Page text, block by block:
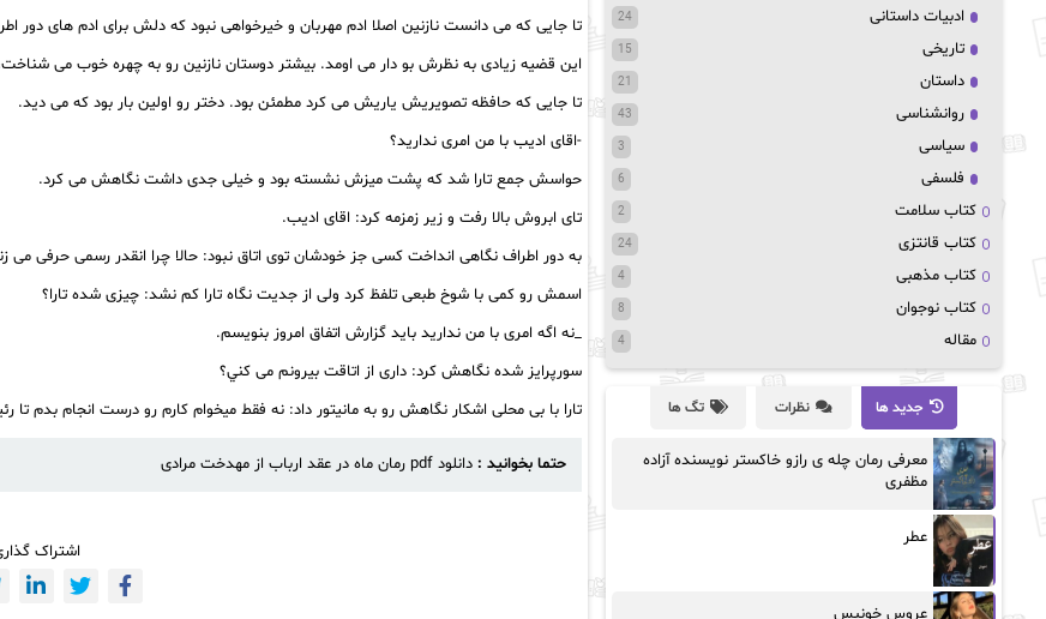
تا جایی که می دانست نازنین اصلا ادم مهربان و خیرخواهی نبود که دلش برای ادم های دور
این قضیه زیادی به نظرش بو دار می اومد. بیشتر دوستان نازنین رو به چهره خوب می
تا جایی که حافظه تصویریش یاریش می کرد مطمئن بود. دختر رو اولین بار بود که می دید.
-اقای ادیب با من امری ندارید؟
حواسش جمع تارا شد که پشت میزش نشسته بود و خیلی جدی داشت نگاهش می کرد.
تای ابروش بالا رفت و زیر زمزمه کرد: اقای ادیب.
به دور اطراف نگاهی انداخت کسی جز خودشان توی اتاق نبود: حالا چرا انقدر رسمی حرفی می
اسمش رو کمی با شوخ طبعی تلفظ کرد ولی از جدیت نگاه تارا کم نشد: چیزی شده تارا؟
_نه اگه امری با من ندارید باید گزارش اتفاق امروز بنویسم.
سورپرایز شده نگاهش کرد: داری از اتاقت بیرونم می كني؟
تارا با بی محلی اشکار نگاهش رو به مانیتور داد: نه فقط میخوام کارم رو درست انجام بدم تا
حتما بخوانید : دانلود pdf رمان ماه در عقد ارباب از مهدخت مرادی
اشتراک
ادبیات داستانی 24
تاریخی 15
داستان 21
روانشناسی 43
سیاسی 3
فلسفی 6
کتاب سلامت 2
کتاب قانتزی 24
کتاب مذهبی 4
کتاب نوجوان 8
مقاله 4
جدید ها نظرات تگ ها
معرفی رمان چله ی رازو خاکستر نویسنده آزاده
مظفری
عطر
عروس خونبس